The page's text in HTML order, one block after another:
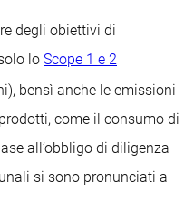
degli obiettivi di
lo Scope 1 e 2
bensì anche le emissioni
come il consumo di
all’obbligo di diligenza
si sono pronunciati a